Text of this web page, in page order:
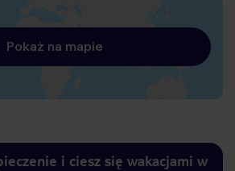
Pokaż na mapie
i ciesz się wakacjami w